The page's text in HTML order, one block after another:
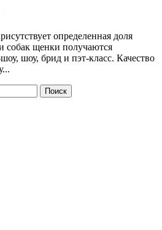
определенная доля
собак щенки получаются
шоу, брид и пэт-класс. Качество